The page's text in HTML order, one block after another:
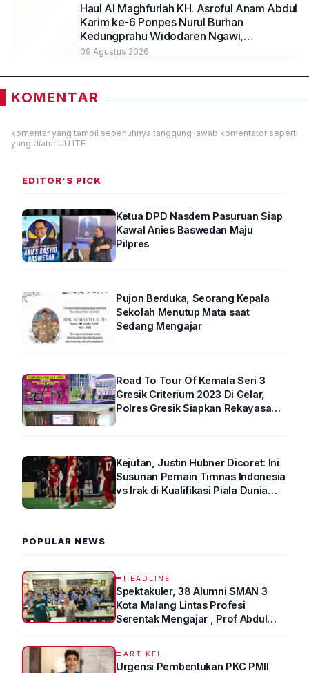
Haul Al Maghfurlah KH. Asroful Anam Abdul
Karim ke-6 Ponpes Nurul Burhan
Kedungprahu Widodaren Ngawi,
Kesempatan Lelang Wakaf Masih Berlanjut
09 Agustus 2026
KOMENTAR
komentar yang tampil sepenuhnya tanggung jawab komentator seperti
yang diatur UU ITE
EDITOR'S PICK
Ketua DPD Nasdem Pasuruan Siap
Kawal Anies Baswedan Maju
Pilpres
Pujon Berduka, Seorang Kepala
Sekolah Menutup Mata saat
Sedang Mengajar
Road To Tour Of Kemala Seri 3
Gresik Criterium 2023 Di Gelar,
Polres Gresik Siapkan Rekayasa
Kejutan, Justin Hubner Dicoret: Ini
Susunan Pemain Timnas Indonesia
vs Irak di Kualifikasi Piala Dunia
POPULAR NEWS
HEADLINE
Spektakuler, 38 Alumni SMAN 3
Kota Malang Lintas Profesi
Serentak Mengajar , Prof Abdul
ARTIKEL
Urgensi Pembentukan PKC PMII